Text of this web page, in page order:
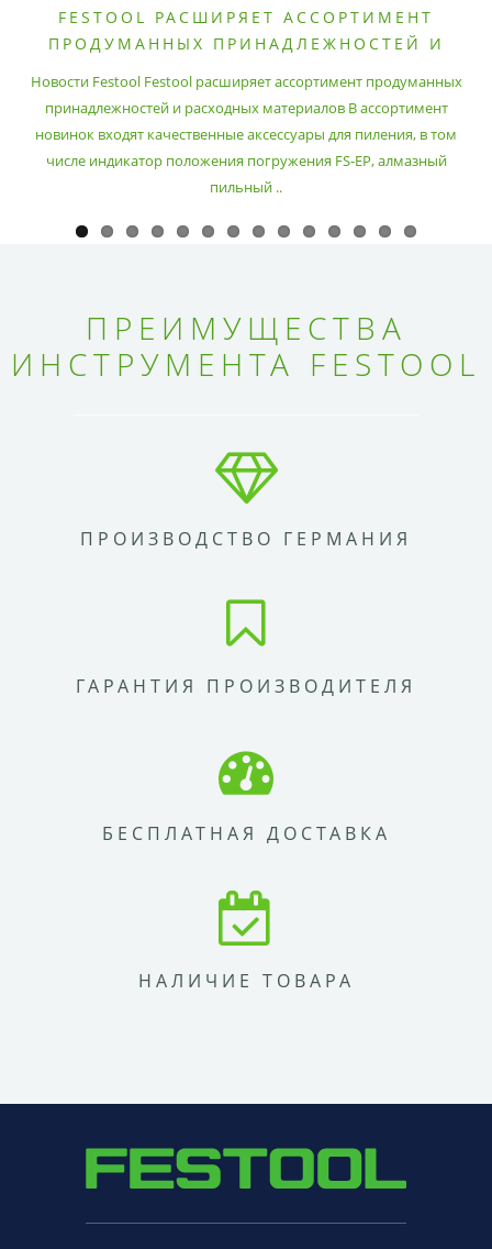
FESTOOL РАСШИРЯЕТ АССОРТИМЕНТ
ПРОДУМАННЫХ ПРИНАДЛЕЖНОСТЕЙ И
Новости Festool Festool расширяет ассортимент продуманных
принадлежностей и расходных материалов В ассортимент
новинок входят качественные аксессуары для пиления, в том
числе индикатор положения погружения FS-EP, алмазный
пильный ..
ПРЕИМУЩЕСТВА
ИНСТРУМЕНТА FESTOOL
ПРОИЗВОДСТВО ГЕРМАНИЯ
ГАРАНТИЯ ПРОИЗВОДИТЕЛЯ
БЕСПЛАТНАЯ ДОСТАВКА
НАЛИЧИЕ ТОВАРА